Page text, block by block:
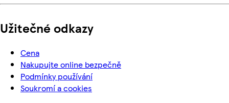
Užitečné odkazy
Cena
Nakupujte online bezpečně
Podmínky používání
Soukromí a cookies